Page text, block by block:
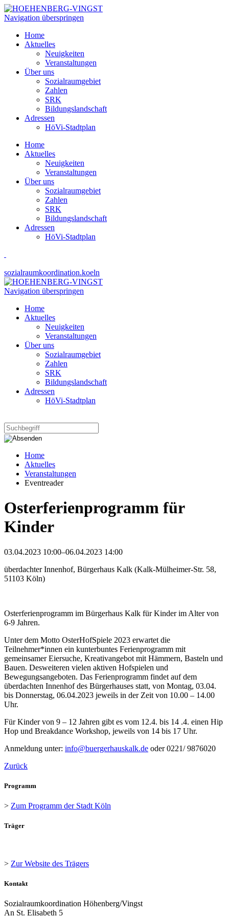
Navigation überspringen
Home
Aktuelles
Neuigkeiten
Veranstaltungen
Über uns
Sozialraumgebiet
Zahlen
SRK
Bildungslandschaft
Adressen
HöVi-Stadtplan
Home
Aktuelles
Neuigkeiten
Veranstaltungen
Über uns
Sozialraumgebiet
Zahlen
SRK
Bildungslandschaft
Adressen
HöVi-Stadtplan
sozialraumkoordination.koeln
Navigation überspringen
Home
Aktuelles
Neuigkeiten
Veranstaltungen
Über uns
Sozialraumgebiet
Zahlen
SRK
Bildungslandschaft
Adressen
HöVi-Stadtplan
Home
Aktuelles
Veranstaltungen
Eventreader
Osterferienprogramm für
Kinder
03.04.2023 10:00–06.04.2023 14:00
überdachter Innenhof, Bürgerhaus Kalk (Kalk-Mülheimer-Str. 58,
51103 Köln)
Osterferienprogramm im Bürgerhaus Kalk für Kinder im Alter von
6-9 Jahren.
Unter dem Motto OsterHofSpiele 2023 erwartet die
Teilnehmer*innen ein kunterbuntes Ferienprogramm mit
gemeinsamer Eiersuche, Kreativangebot mit Hämmern, Basteln und
Bauen. Desweiteren vielen aktiven Hofspielen und
Bewegungsangeboten. Das Ferienprogramm findet auf dem
überdachten Innenhof des Bürgerhauses statt, von Montag, 03.04.
bis Donnerstag, 06.04.2023 jeweils in der Zeit von 10.00 – 14.00
Uhr.
Für Kinder von 9 – 12 Jahren gibt es vom 12.4. bis 14 .4. einen Hip
Hop und Breakdance Workshop, jeweils von 14 bis 17 Uhr.
Anmeldung unter: info@buergerhauskalk.de oder 0221/ 9876020
Zurück
Programm
> Zum Programm der Stadt Köln
Träger
> Zur Website des Trägers
Kontakt
Sozialraumkoordination Höhenberg/Vingst
An St. Elisabeth 5